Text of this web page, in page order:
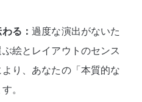
わる：過度な演出がないた
絵とレイアウトのセンス
り、あなたの「本質的な
。